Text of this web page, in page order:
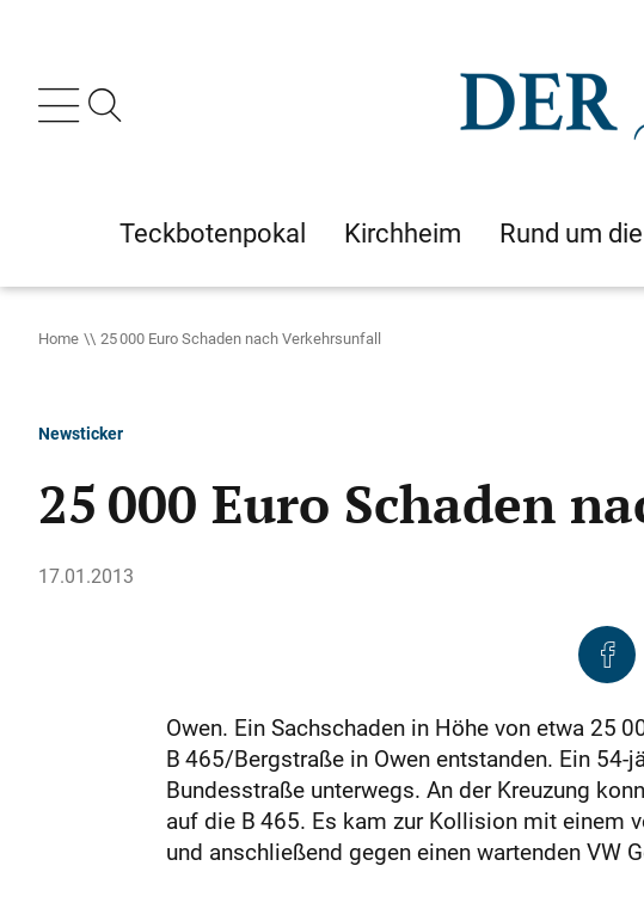
Teckbotenpokal Kirchheim Rund um
Home 25 000 Euro Schaden nach Verkehrsunfall
Newsticker
25 000 Euro Schaden
17.01.2013
Owen. Ein Sachschaden in Höhe von etwa 25
B 465/Bergstraße in Owen entstanden. Ein
Bundesstraße unterwegs. An der Kreuzung
auf die B 465. Es kam zur Kollision mit einem
und anschließend gegen einen wartenden VW